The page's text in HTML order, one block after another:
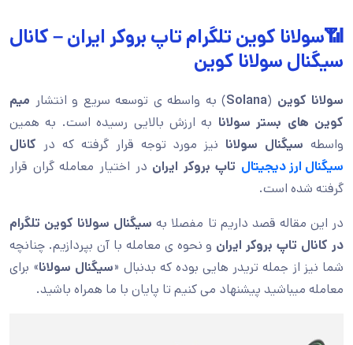
📶سولانا كوين تلگرام تاپ بروکر ایران – کانال
سیگنال سولانا كوين
سولانا كوين (
Solana) به واسطه ی توسعه سریع و انتشار میم
کوین های بستر سولانا به ارزش بالایی رسیده است. به همین
واسطهسیگنال سولانا نیز مورد توجه قرار گرفته که در کانال
سیگنال ارز دیجیتال تاپ بروکر ایران در اختیار معامله گران قرار
گرفته شده است.
در این مقاله قصد داریم تا مفصلا بهسیگنال سولانا كوين تلگرام
در کانال تاپ بروکر ایران و نحوه ی معامله با آن بپردازیم. چنانچه
شما نیز از جمله تریدر هایی بوده که بدنبال «سیگنال سولانا» برای
معامله میباشید پیشنهاد می کنیم تا پایان با ما همراه باشید.